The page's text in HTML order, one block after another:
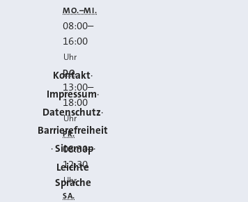
Kontakt
Impressum
Datenschutz
Barrierefreiheit
Sitemap
Leichte
Sprache
MO.–MI.
08:00–
16:00
Uhr
DO.
13:00–
18:00
Uhr
FR.
08:30–
12:30
Uhr
SA.